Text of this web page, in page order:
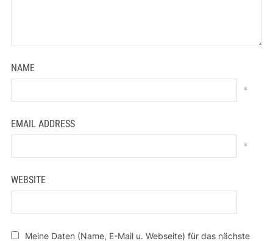
NAME
*
EMAIL ADDRESS
*
WEBSITE
Meine Daten (Name, E-Mail u. Webseite) für das nächste